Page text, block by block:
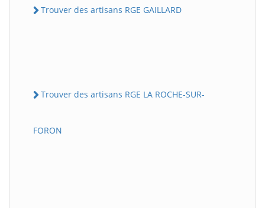
Trouver des artisans RGE GAILLARD
Trouver des artisans RGE LA ROCHE-SUR-
FORON